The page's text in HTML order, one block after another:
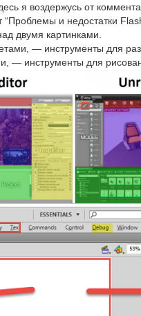
я воздержусь от
“Проблемы и недостатки
двумя картинками.
— инструменты для
— инструменты для